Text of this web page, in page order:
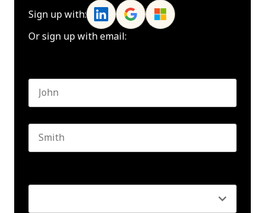
Sign up with:
Or sign up with email: